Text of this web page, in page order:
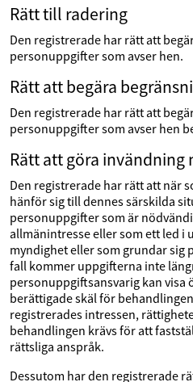
Rätt till radering
Den registrerade har rätt att
personuppgifter som avser hen.
Rätt att begära
Den registrerade har rätt att
personuppgifter som avser hen
Rätt att göra
Den registrerade har rätt att när
hänför sig till dennes särskilda
personuppgifter som är
allmänintresse eller som ett led i
myndighet eller som grundar sig
fall kommer uppgifterna inte
personuppgiftsansvarig kan visa
berättigade skäl för
registrerades intressen,
behandlingen krävs för att
rättsliga anspråk.
Dessutom har den registrerade